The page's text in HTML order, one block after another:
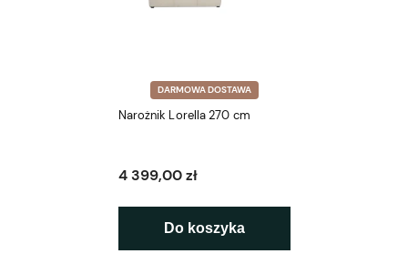
DARMOWA DOSTAWA
Narożnik Lorella 270 cm
4 399,00 zł
Do koszyka